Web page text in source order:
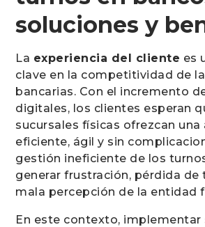
soluciones y
La experiencia del cliente es
clave en la competitividad de
bancarias. Con el incremento
digitales, los clientes esperan
sucursales físicas ofrezcan una
eficiente, ágil y sin
gestión ineficiente de los
generar frustración, pérdida de
mala percepción de la entidad
En este contexto, implementar